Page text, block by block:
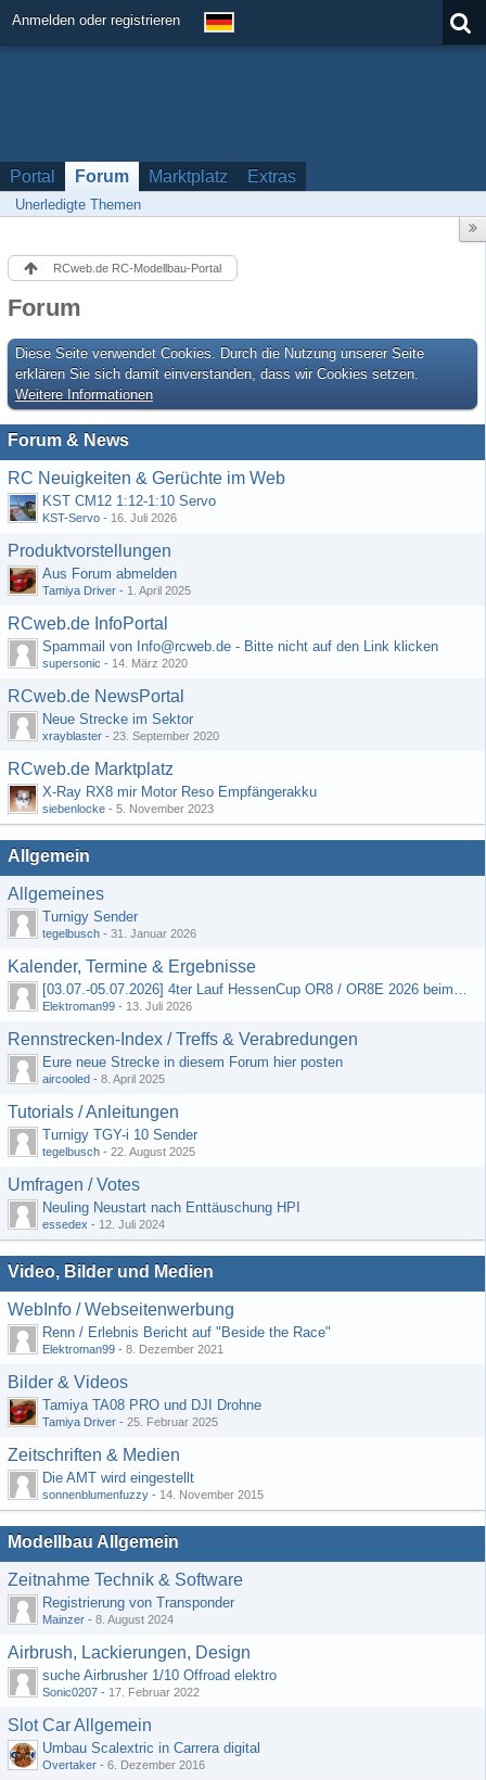
Anmelden oder registrieren
Portal Forum Marktplatz Extras
Unerledigte Themen
RCweb.de RC-Modellbau-Portal
Forum
Diese Seite verwendet Cookies. Durch die Nutzung unserer Seite
erklären Sie sich damit einverstanden, dass wir Cookies setzen.
Weitere Informationen
Forum & News
RC Neuigkeiten & Gerüchte im Web
KST CM12 1:12-1:10 Servo
KST-Servo - 16. Juli 2026
Produktvorstellungen
Aus Forum abmelden
Tamiya Driver - 1. April 2025
RCweb.de InfoPortal
Spammail von Info@rcweb.de - Bitte nicht auf den Link klicken
supersonic - 14. März 2020
RCweb.de NewsPortal
Neue Strecke im Sektor
xrayblaster - 23. September 2020
RCweb.de Marktplatz
X-Ray RX8 mir Motor Reso Empfängerakku
siebenlocke - 5. November 2023
Allgemein
Allgemeines
Turnigy Sender
tegelbusch - 31. Januar 2026
Kalender, Termine & Ergebnisse
[03.07.-05.07.2026] 4ter Lauf HessenCup OR8 / OR8E 2026 beim MSV Linsengericht e.V.
Elektroman99 - 13. Juli 2026
Rennstrecken-Index / Treffs & Verabredungen
Eure neue Strecke in diesem Forum hier posten
aircooled - 8. April 2025
Tutorials / Anleitungen
Turnigy TGY-i 10 Sender
tegelbusch - 22. August 2025
Umfragen / Votes
Neuling Neustart nach Enttäuschung HPI
essedex - 12. Juli 2024
Video, Bilder und Medien
WebInfo / Webseitenwerbung
Renn / Erlebnis Bericht auf "Beside the Race"
Elektroman99 - 8. Dezember 2021
Bilder & Videos
Tamiya TA08 PRO und DJI Drohne
Tamiya Driver - 25. Februar 2025
Zeitschriften & Medien
Die AMT wird eingestellt
sonnenblumenfuzzy - 14. November 2015
Modellbau Allgemein
Zeitnahme Technik & Software
Registrierung von Transponder
Mainzer - 8. August 2024
Airbrush, Lackierungen, Design
suche Airbrusher 1/10 Offroad elektro
Sonic0207 - 17. Februar 2022
Slot Car Allgemein
Umbau Scalextric in Carrera digital
Overtaker - 6. Dezember 2016